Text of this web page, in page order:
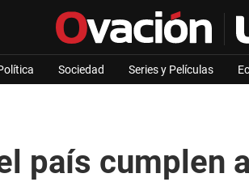
Sociedad Series y Películas
país cumplen